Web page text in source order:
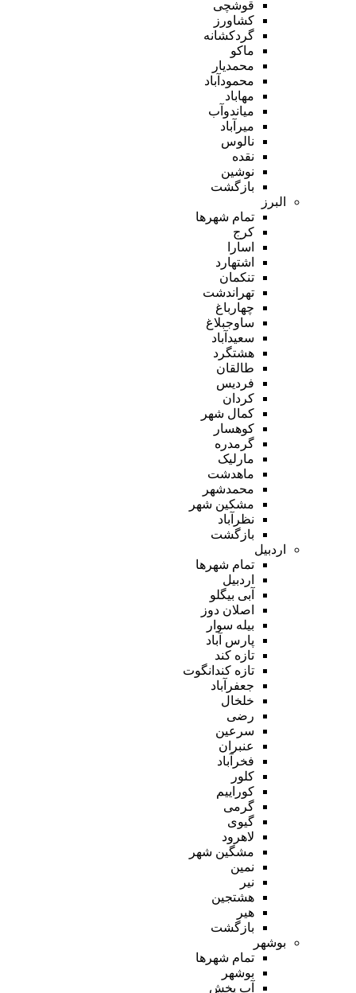
قوشچی
کشاورز
گردکشانه
ماکو
محمدیار
محمودآباد
مهاباد
میاندوآب
میرآباد
نالوس
نقده
نوشین
بازگشت
البرز
تمام شهر‌ها
کرج
اسارا
اشتهارد
تنکمان
تهراندشت
چهارباغ
ساوجبلاغ
سعیدآباد
هشتگرد
طالقان
فردیس
کردان
کمال شهر
کوهسار
گرمدره
مارلیک
ماهدشت
محمدشهر
مشکین شهر
نظرآباد
بازگشت
اردبیل
تمام شهر‌ها
اردبیل
آبی بیگلو
اصلان دوز
بیله سوار
پارس آباد
تازه کند
تازه کندانگوت
جعفرآباد
خلخال
رضی
سرعین
عنبران
فخرآباد
کلور
کوراییم
گرمی
گیوی
لاهرود
مشگین شهر
نمین
نیر
هشتجین
هیر
بازگشت
بوشهر
تمام شهر‌ها
بوشهر
آب پخش